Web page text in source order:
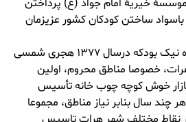
خیریۀ امام جواد (ع) پرداختن
ساختن کودکان کشور عزیزمان
بر مبنای همین عزم و اراده نیک بودکه درسال ۱۳۷۷ هجری شمسی
خصوصا مناطق محروم، اولین
خوش کوچه چوب خانه تأسیس
مدت ۲۴ سال هر چند سال بنابر نیاز مناطق، مجموعا